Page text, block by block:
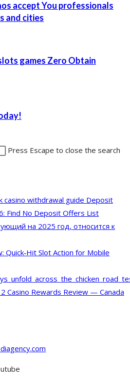
accept You professionals
and cities
games Zero Obtain
Press Escape to close the search
casino withdrawal guide Deposit
Find No Deposit Offers List
на 2025 год, относится к
Quick‑Hit Slot Action for Mobile
Casino Rewards Review — Canada